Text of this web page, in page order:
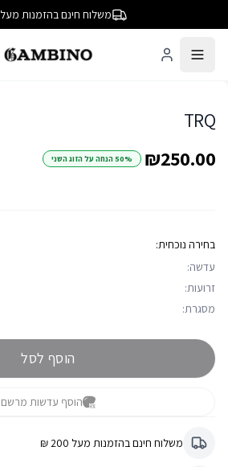
משלוח חינם בהזמנות מעל 200 ₪
/9
TRQ
₪250.00
50% הנחה על הזוג השני
בחירה נוכחית:
עדשה:
זרועות:
מסגרת:
הוסף לסל
הוסף עדשות מרשם
משלוח חינם בהזמנות מעל 200 ₪